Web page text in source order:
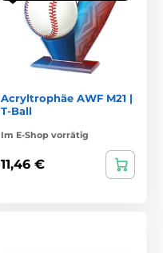
Acryltrophäe AWF M21 |
T-Ball
Im E-Shop vorrätig
11,46 €